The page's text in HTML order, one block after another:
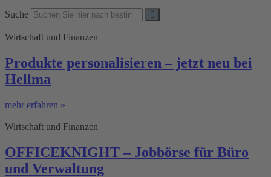
Suche
Wirtschaft und Finanzen
Produkte personalisieren – jetzt neu bei
Hellma
mehr erfahren »
Wirtschaft und Finanzen
OFFICEKNIGHT – Jobbörse für Büro
und Verwaltung